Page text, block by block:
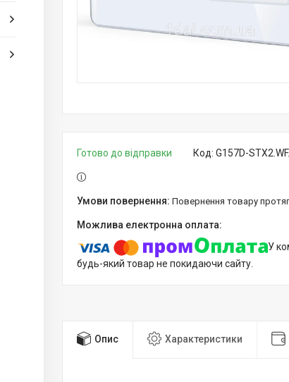
Готово до відправки Код: G157D-
повернення товару
У
будь-який товар не покидаючи сайту.
Опис Характеристики